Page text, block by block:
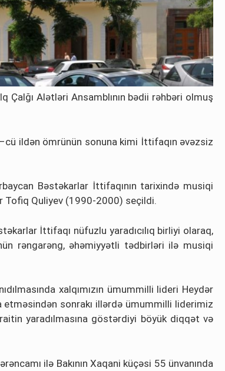
Çalğı Alətləri Ansamblının bədii rəhbəri olmuş
ildən ömrünün sonuna kimi İttifaqın əvəzsiz
Bəstəkarlar İttifaqının tarixində musiqi
Tofiq Quliyev (1990-2000) seçildi.
İttifaqı nüfuzlu yaradıcılıq birliyi olaraq,
rəngarəng, əhəmiyyətli tədbirləri ilə musiqi
xalqımızın ümummilli lideri Heydər
sonrakı illərdə ümummilli liderimiz
yaradılmasına göstərdiyi böyük diqqət və
ilə Bakının Xaqani küçəsi 55 ünvanında